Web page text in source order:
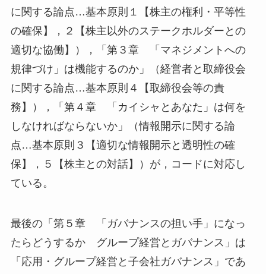
に関する論点…基本原則１【株主の権利・平等性
の確保】，２【株主以外のステークホルダーとの
適切な協働】），「第３章 「マネジメントへの
規律づけ」は機能するのか」（経営者と取締役会
に関する論点…基本原則４【取締役会等の責
務】），「第４章 「カイシャとあなた」は何を
しなければならないか」（情報開示に関する論
点…基本原則３【適切な情報開示と透明性の確
保】，５【株主との対話】）が，コードに対応し
ている。
最後の「第５章 「ガバナンスの担い手」になっ
たらどうするか グループ経営とガバナンス」は
「応用・グループ経営と子会社ガバナンス」であ